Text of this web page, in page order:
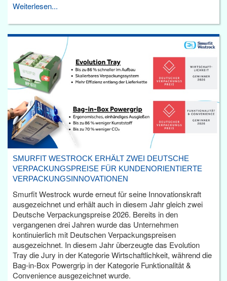
Weiterlesen...
SMURFIT WESTROCK ERHÄLT ZWEI DEUTSCHE
VERPACKUNGSPREISE FÜR KUNDENORIENTIERTE
VERPACKUNGSINNOVATIONEN
Smurfit Westrock wurde erneut für seine Innovationskraft
ausgezeichnet und erhält auch in diesem Jahr gleich zwei
Deutsche Verpackungspreise 2026. Bereits in den
vergangenen drei Jahren wurde das Unternehmen
kontinuierlich mit Deutschen Verpackungspreisen
ausgezeichnet. In diesem Jahr überzeugte das Evolution
Tray die Jury in der Kategorie Wirtschaftlichkeit, während die
Bag-in-Box Powergrip in der Kategorie Funktionalität &
Convenience ausgezeichnet wurde.